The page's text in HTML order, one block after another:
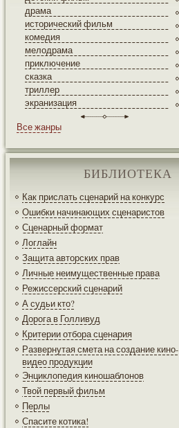
драма
исторический фильм
комедия
мелодрама
приключение
сказка
триллер
экранизация
Все жанры
БИБЛИОТЕКА
Как прислать сценарий на конкурс
Ошибки начинающих сценаристов
Сценарный формат
Логлайн
Защита авторских прав
Личные неимущественные права
Режиссерский сценарий
А судьи кто?
Дорога в Голливуд
Критерии отбора сценария
Развернутая смета на создание кино-
видео продукции
Энциклопедия киношаблонов
Твой первый фильм
Перлы
Спасите котика!